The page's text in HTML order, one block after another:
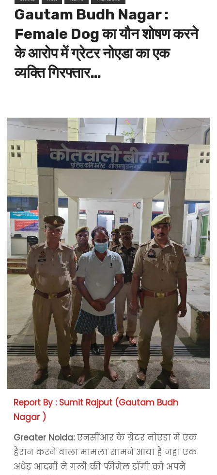
Gautam Budh Nagar :
Female Dog का यौन शोषण करने
के आरोप में ग्रेटर नोएडा का एक
व्यक्ति गिरफ्तार…
Report By : Sumit Rajput (Gautam Budh
Nagar )
Greater Noida:एनसीआर के ग्रेटर नोएडा में एक
हैरान करने वाला मामला सामने आया है जहां एक
अधेड़ आदमी ने गली की फीमेल डॉगी को अपने